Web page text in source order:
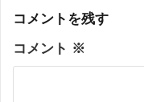
コメントを残す
コメント ※